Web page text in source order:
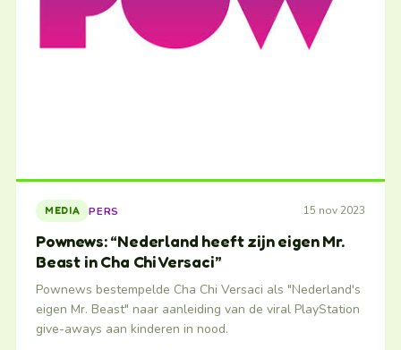
MEDIA PERS 15 nov 2023
Pownews: “Nederland heeft zijn eigen Mr.
Beast in Cha Chi Versaci”
Pownews bestempelde Cha Chi Versaci als "Nederland's
eigen Mr. Beast" naar aanleiding van de viral PlayStation
give-aways aan kinderen in nood.